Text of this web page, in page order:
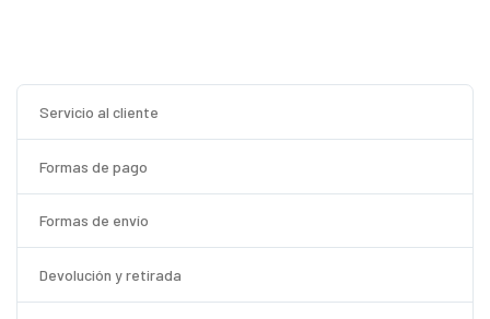
Servicio al cliente
Formas de pago
Formas de envío
Devolución y retirada